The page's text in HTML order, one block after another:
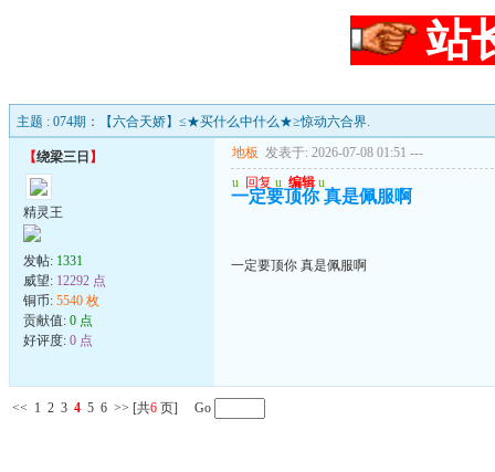
站
主题 : 074期：【六合天娇】≤★买什么中什么★≥惊动六合界.
【绕梁三日 】
精灵王
发帖: 1331
威望: 12292 点
铜币: 5540 枚
贡献值: 0 点
好评度: 0 点
地板 发表于: 2026-07-08 01:51 ---
u 回复 u 编辑 u
一定要顶你 真是佩服啊
一定要顶你 真是佩服啊
<< 1 2 3 4 5 6 >> [共6 页] Go